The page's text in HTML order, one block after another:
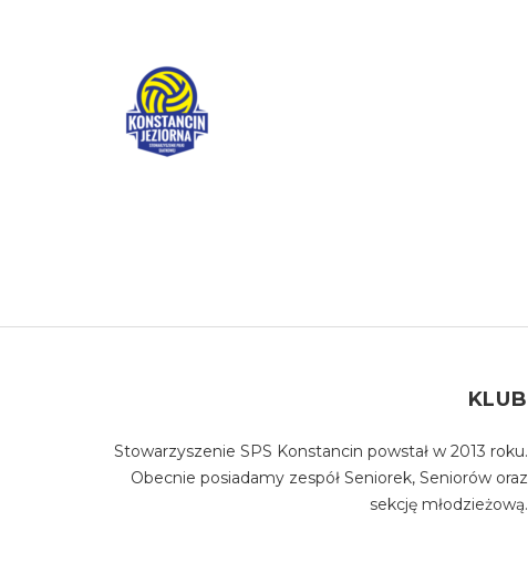
KLUB
Stowarzyszenie SPS Konstancin powstał w 2013 roku.
Obecnie posiadamy zespół Seniorek, Seniorów oraz
sekcję młodzieżową.